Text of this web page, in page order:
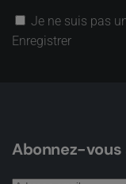
Je ne suis pas
Enregistrer
Abonnez-